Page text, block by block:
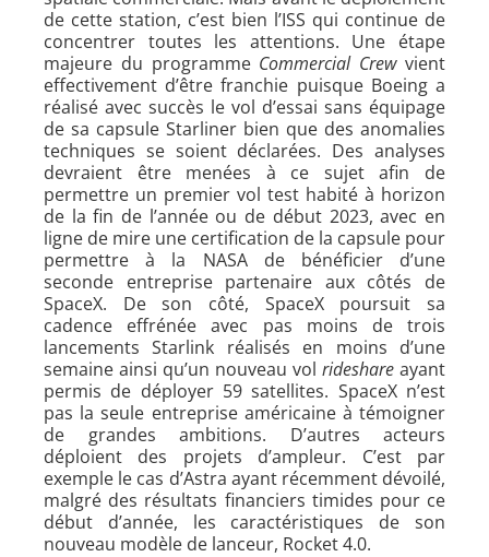
de cette station, c’est bien l’ISS qui continue de
concentrer toutes les attentions. Une étape
majeure du programme Commercial Crewvient
effectivement d’être franchie puisque Boeing a
réalisé avec succès le vol d’essai sans équipage
de sa capsule Starliner bien que des anomalies
techniques se soient déclarées. Des analyses
devraient être menées à ce sujet afin de
permettre un premier vol test habité à horizon
de la fin de l’année ou de début 2023, avec en
ligne de mire une certification de la capsule pour
permettre à la NASA de bénéficier d’une
seconde entreprise partenaire aux côtés de
SpaceX. De son côté, SpaceX poursuit sa
cadence effrénée avec pas moins de trois
lancements Starlink réalisés en moins d’une
semaine ainsi qu’un nouveau vol rideshare ayant
permis de déployer 59 satellites. SpaceX n’est
pas la seule entreprise américaine à témoigner
de grandes ambitions. D’autres acteurs
déploient des projets d’ampleur. C’est par
exemple le cas d’Astra ayant récemment dévoilé,
malgré des résultats financiers timides pour ce
début d’année, les caractéristiques de son
nouveau modèle de lanceur, Rocket 4.0.